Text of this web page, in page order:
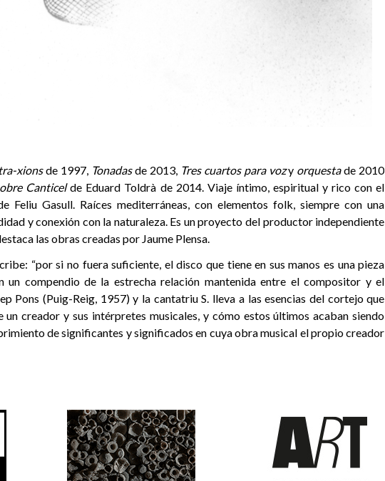
xionsde 1997, Tonadasde 2013, Tres cuartos para vozy orquestade 2010
Canticelde Eduard Toldrà de 2014. Viaje íntimo, espiritual y rico con el
Feliu Gasull. Raíces mediterráneas, con elementos folk, siempre con una
y conexión con la naturaleza. Es un proyecto del productor independiente
las obras creadas por Jaume Plensa.
“por si no fuera suficiente, el disco que tiene en sus manos es una pieza
un compendio de la estrecha relación mantenida entre el compositor y el
Pons (Puig-Reig, 1957) y la cantatriu S. lleva a las esencias del cortejo que
un creador y sus intérpretes musicales, y cómo estos últimos acaban siendo
de significantes y significados en cuya obra musical el propio creador